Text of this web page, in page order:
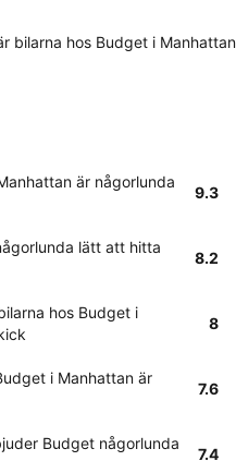
bilarna hos Budget i Manhattan
är någorlunda
9.3
lätt att hitta
8.2
hos Budget i
8
i Manhattan är
7.6
Budget någorlunda
7.4